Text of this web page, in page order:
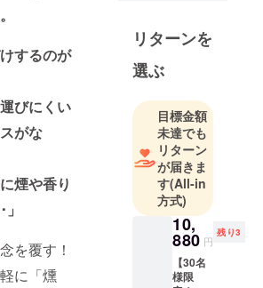
するのが
びにくい
がな
煙や香り
を覆す！
に「燻
介すること
に力を注い
でおりま
Noel Clanに
ついて
Noelとは英
語で「クリ
スマス」
Clanは「家
族、仲間」
という意味
がありま
リターンを
選ぶ
目標金額
未達でも
リターン
が届きま
す(All-in
方式)
10,
880 円
残り3
【30名
様限